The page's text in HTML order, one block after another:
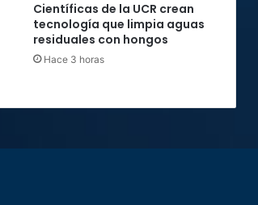
Científicas de la UCR crean
tecnología que limpia aguas
residuales con hongos
Hace 3 horas